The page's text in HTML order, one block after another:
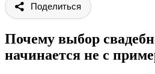
Поделиться
Почему выбор
начинается не с